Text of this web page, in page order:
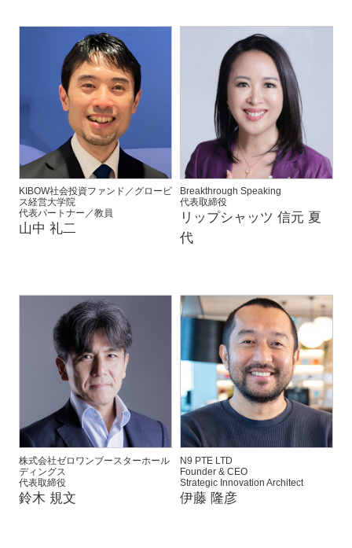
KIBOW社会投資ファンド／グロービ
ス経営大学院
代表パートナー／教員
山中 礼二
Breakthrough Speaking
代表取締役
リップシャッツ 信元 夏
代
株式会社ゼロワンブースターホール
ディングス
代表取締役
鈴木 規文
N9 PTE LTD
Founder & CEO
Strategic Innovation Architect
伊藤 隆彦